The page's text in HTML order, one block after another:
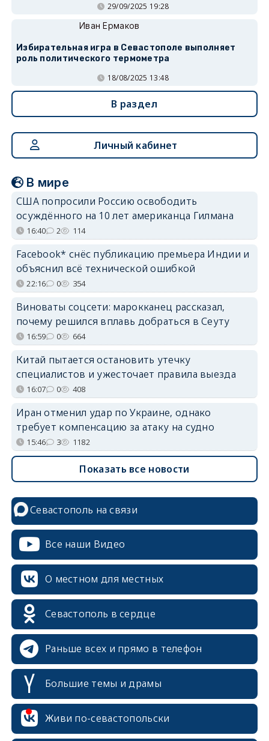
29/09/2025 19:28
Иван Ермаков
Избирательная игра в Севастополе выполняет
роль политического термометра
18/08/2025 13:48
В раздел
Личный кабинет
В мире
США попросили Россию освободить
осуждённого на 10 лет американца Гилмана
16:40 2 114
Facebook* снёс публикацию премьера Индии и
объяснил всё технической ошибкой
22:16 0 354
Виноваты соцсети: марокканец рассказал,
почему решился вплавь добраться в Сеуту
16:59 0 664
Китай пытается остановить утечку
специалистов и ужесточает правила выезда
16:07 0 408
Иран отменил удар по Украине, однако
требует компенсацию за атаку на судно
15:46 3 1182
Показать все новости
Севастополь на связи
Все наши Видео
О местном для местных
Севастополь в сердце
Раньше всех и прямо в телефон
Большие темы и драмы
Живи по-севастопольски
erid: 2SDnjcrDNw6